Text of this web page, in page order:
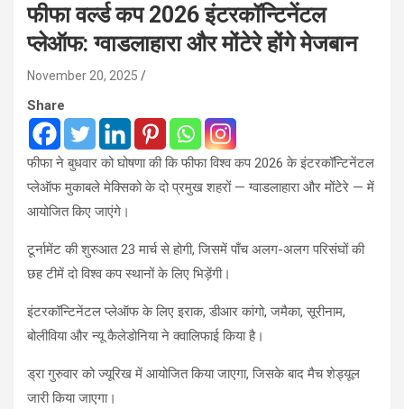
फीफा वर्ल्ड कप 2026 इंटरकॉन्टिनेंटल
प्लेऑफ: ग्वाडलाहारा और मोंटेरे होंगे मेजबान
November 20, 2025
Share
फीफा ने बुधवार को घोषणा की कि फीफा विश्व कप 2026 के इंटरकॉन्टिनेंटल
प्लेऑफ मुकाबले मेक्सिको के दो प्रमुख शहरों — ग्वाडलाहारा और मोंटेरे — में
आयोजित किए जाएंगे।
टूर्नामेंट की शुरुआत 23 मार्च से होगी, जिसमें पाँच अलग-अलग परिसंघों की
छह टीमें दो विश्व कप स्थानों के लिए भिड़ेंगी।
इंटरकॉन्टिनेंटल प्लेऑफ के लिए इराक, डीआर कांगो, जमैका, सूरीनाम,
बोलीविया और न्यू कैलेडोनिया ने क्वालिफाई किया है।
ड्रा गुरुवार को ज्यूरिख में आयोजित किया जाएगा, जिसके बाद मैच शेड्यूल
जारी किया जाएगा।